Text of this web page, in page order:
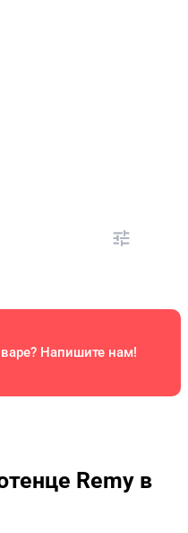
Напишите нам!
Remy в